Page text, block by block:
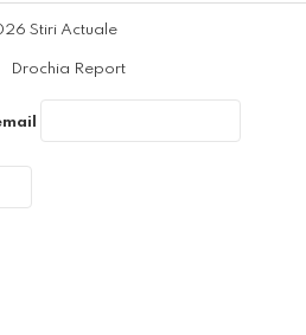
Stiri Actuale
Drochia Report